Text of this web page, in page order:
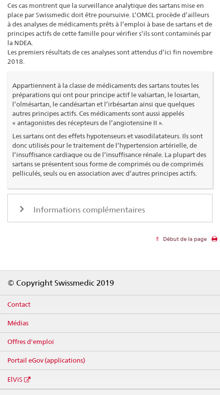
Ces cas montrent que la surveillance analytique des sartans mise en
place par Swissmedic doit être poursuivie. L’OMCL procède d’ailleurs
à des analyses de médicaments prêts à l’emploi à base de sartans et de
principes actifs de cette famille pour vérifier s’ils sont contaminés par
la NDEA.
Les premiers résultats de ces analyses sont attendus d’ici fin novembre
2018.
Appartiennent à la classe de médicaments des sartans toutes les
préparations qui ont pour principe actif le valsartan, le losartan,
l’olmésartan, le candésartan et l’irbésartan ainsi que quelques
autres principes actifs. Ces médicaments sont aussi appelés
« antagonistes des récepteurs de l’angiotensine II ».
Les sartans ont des effets hypotenseurs et vasodilatateurs. Ils sont
donc utilisés pour le traitement de l’hypertension artérielle, de
l’insuffisance cardiaque ou de l’insuffisance rénale. La plupart des
sartans se présentent sous forme de comprimés ou de comprimés
pelliculés, seuls ou en association avec d’autres principes actifs.
Informations complémentaires
Début de la page
© Copyright Swissmedic 2019
Contact
Médias
Offres d'emploi
Portail eGov (applications)
ElViS